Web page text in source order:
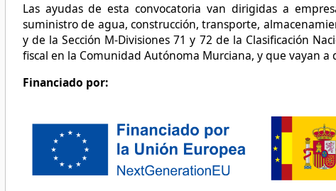
Las ayudas de esta convocatoria van dirigidas a
suministro de agua, construcción, transporte,
y de la Sección M-Divisiones 71 y 72 de la Clasificación
fiscal en la Comunidad Autónoma Murciana, y que vayan
Financiado por: